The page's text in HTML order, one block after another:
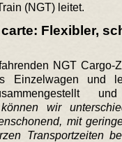
(NGT) leitet.
Flexibler,
NGT Cargo-
Einzelwagen und
wir
mit
Transportzeiten